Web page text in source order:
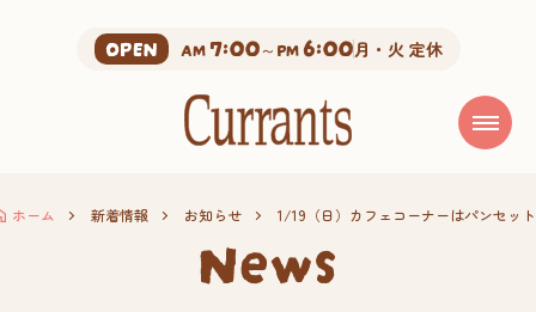
OPEN AM 7:00～PM6:00月・火 定休
ホーム 新着情報 お知らせ 1/19（日）カフェコーナーはパンセッ
news